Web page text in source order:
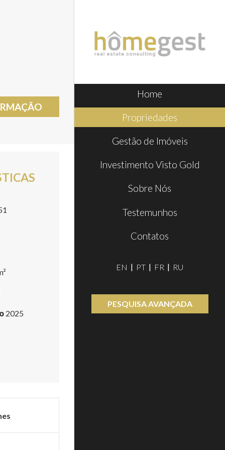
Home
Propriedades
Gestão de Imóveis
Investimento Visto Gold
Sobre Nós
Testemunhos
Contatos
EN PT FR RU
PESQUISA AVANÇADA
2025